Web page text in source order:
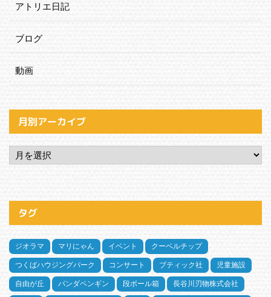
アトリエ日記
ブログ
動画
月別アーカイブ
タグ
ジオラマ マリにゃん イベント クーベルチップ
つくばハウジングパーク コンサート ブティック社 児童施設
自由が丘 パンダペンギン 段ボール箱 長谷川刃物株式会社